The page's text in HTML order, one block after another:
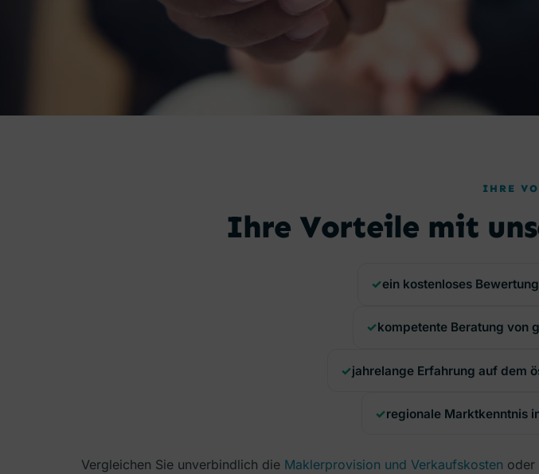
IHRE
Ihre Vorteile mit
ein kostenloses
kompetente Beratung von
jahrelange Erfahrung auf dem
regionale Marktkenntnis
Vergleichen Sie unverbindlich die Maklerprovision und Verkaufskosten oder